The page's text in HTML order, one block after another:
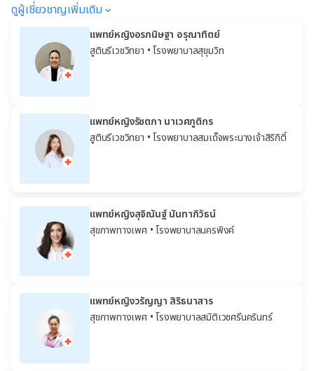
ดูผู้เชี่ยวชาญเพิ่มเติม
แพทย์หญิงอรกนิษฐา อรุณาทิตย์
สูตินรีเวชวิทยา • โรงพยาบาลสุขุมวิท
แพทย์หญิงรัชตภา นาเวศภูติกร
สูตินรีเวชวิทยา • โรงพยาบาลสมเด็จพระนางเจ้าสิริกิติ์
แพทย์หญิงสุจิณันฐ์ นันทาภิวัธน์
สุขภาพทางเพศ• โรงพยาบาลนครพิงค์
แพทย์หญิงวรัญญา สิริธนาสาร
สุขภาพทางเพศ• โรงพยาบาลสมิติเวชศรีนครินทร์